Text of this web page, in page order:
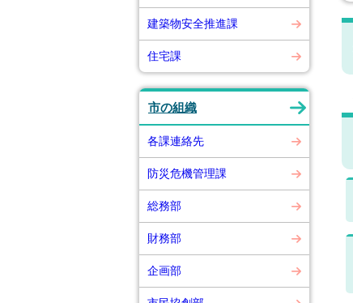
建築物安全推進課
住宅課
市の組織
各課連絡先
防災危機管理課
総務部
財務部
企画部